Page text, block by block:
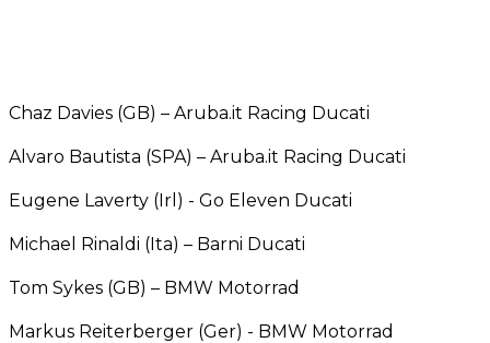
Chaz Davies (GB) – Aruba.it Racing Ducati
Alvaro Bautista (SPA) – Aruba.it Racing Ducati
Eugene Laverty (Irl) - Go Eleven Ducati
Michael Rinaldi (Ita) – Barni Ducati
Tom Sykes (GB) – BMW Motorrad
Markus Reiterberger (Ger) - BMW Motorrad